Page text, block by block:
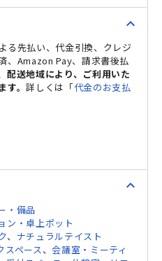
expand_less
る先払い、代金引換、クレジ
、Amazon Pay、請求書後払
配送地域により、ご利用いた
す。詳しくは「代金のお支払
expand_less
・備品
ン・卓上ポット
、 ナチュラルテイスト
スペース 、会議室・ミーティ